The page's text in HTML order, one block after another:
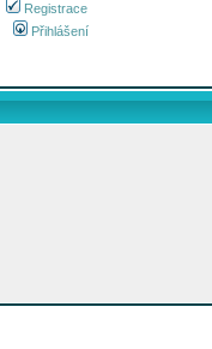
Registrace
Přihlášení